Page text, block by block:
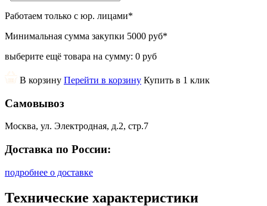
Работаем только с юр. лицами*
Минимальная сумма закупки 5000 руб*
выберите ещё товара на сумму: 0 руб
В корзину Перейти в корзину Купить в 1 клик
Самовывоз
Москва, ул. Электродная, д.2, стр.7
Доставка по России:
подробнее о доставке
Технические характеристики